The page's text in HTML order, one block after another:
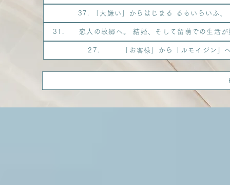
37. 「大嫌い」からはじまる るもいらいふ
31. 恋人の故郷へ。 結婚、そして留萌での生活が
27. 「お客様」から「ルモイジン」へ